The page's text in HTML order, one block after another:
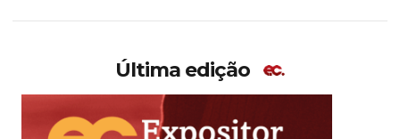
Última edição